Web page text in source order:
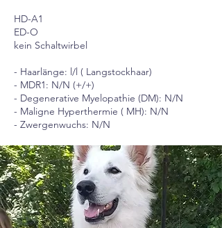
HD-A1
ED-O
kein Schaltwirbel
- Haarlänge: l/l ( Langstockhaar)
- MDR1: N/N (+/+)
- Degenerative Myelopathie (DM): N/N
- Maligne Hyperthermie ( MH): N/N
- Zwergenwuchs: N/N